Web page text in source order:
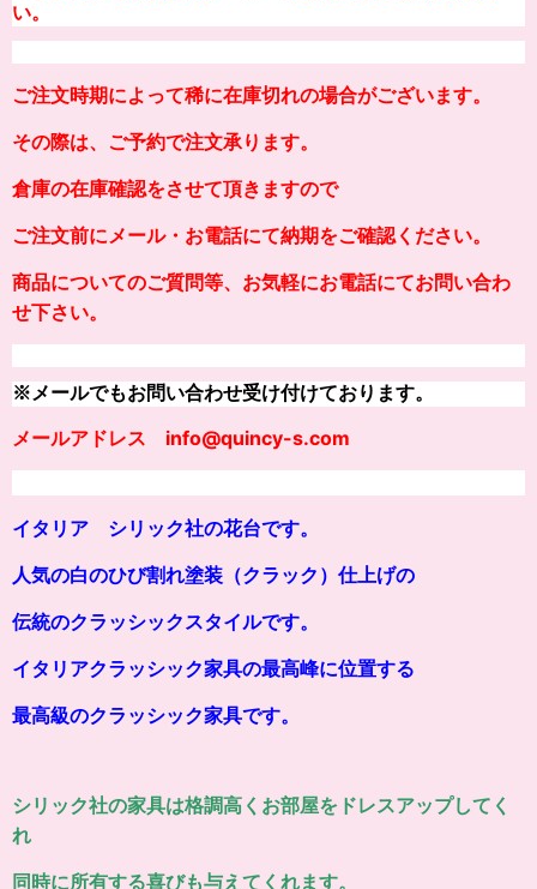
い。
ご注文時期によって稀に在庫切れの場合がございます。
その際は、ご予約で注文承ります。
倉庫の在庫確認をさせて頂きますので
ご注文前にメール・お電話にて納期をご確認ください。
商品についてのご質問等、お気軽にお電話にてお問い合わ
せ下さい。
※メールでもお問い合わせ受け付けております。
メールアドレス info@quincy-s.com
イタリア シリック社の花台です。
人気の白のひび割れ塗装（クラック）仕上げの
伝統のクラッシックスタイルです。
イタリアクラッシック家具の最高峰に位置する
最高級のクラッシック家具です。
シリック社の家具は格調高くお部屋をドレスアップしてく
れ
同時に所有する喜びも与えてくれます。